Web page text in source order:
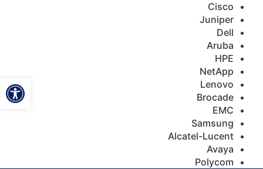
פתח
Cisco
Juniper
Dell
Aruba
HPE
NetApp
Lenovo
Brocade
EMC
Samsung
Alcatel-Lucent
Avaya
Polycom